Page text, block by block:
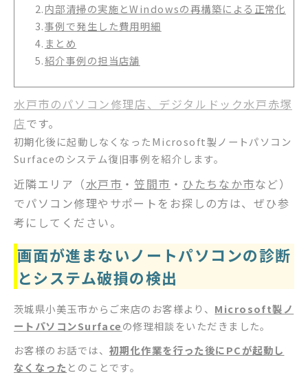
2.内部清掃の実施とWindowsの再構築による正常化
3.事例で発生した費用明細
4. まとめ
5.紹介事例の担当店舗
水戸市のパソコン修理店、デジタルドック水戸赤塚
店です。
初期化後に起動しなくなったMicrosoft製ノートパソコン
Surfaceのシステム復旧事例を紹介します。
近隣エリア（水戸市 ・ 笠間市 ・ ひたちなか市など）
でパソコン修理やサポートをお探しの方は、ぜひ参
考にしてください。
画面が進まないノートパソコンの診断
とシステム破損の検出
茨城県小美玉市からご来店のお客様より、 Microsoft製ノ
ートパソコンSurfaceの修理相談をいただきました。
お客様のお話では、 初期化作業を行った後にPCが起動し
なくなった とのことです。